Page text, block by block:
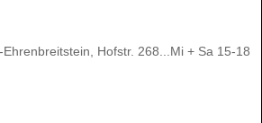
Hofstr. 268...Mi + Sa 15-18